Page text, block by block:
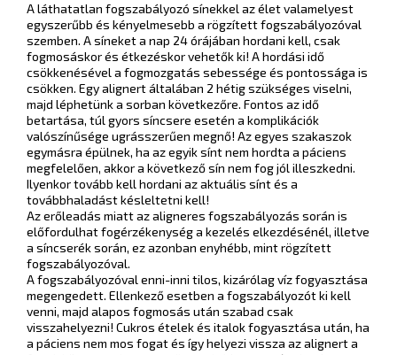
A láthatatlan fogszabályozó sínekkel az élet valamelyest
egyszerűbb és kényelmesebb a rögzített fogszabályozóval
szemben. A síneket a nap 24 órájában hordani kell, csak
fogmosáskor és étkezéskor vehetők ki! A hordási idő
csökkenésével a fogmozgatás sebessége és pontossága is
csökken. Egy alignert általában 2 hétig szükséges viselni,
majd léphetünk a sorban következőre. Fontos az idő
betartása, túl gyors síncsere esetén a komplikációk
valószínűsége ugrásszerűen megnő! Az egyes szakaszok
egymásra épülnek, ha az egyik sínt nem hordta a páciens
megfelelően, akkor a következő sín nem fog jól illeszkedni.
Ilyenkor tovább kell hordani az aktuális sínt és a
továbbhaladást késleltetni kell!
Az erőleadás miatt az aligneres fogszabályozás során is
előfordulhat fogérzékenység a kezelés elkezdésénél, illetve
a síncserék során, ez azonban enyhébb, mint rögzített
fogszabályozóval.
A fogszabályozóval enni-inni tilos, kizárólag víz fogyasztása
megengedett. Ellenkező esetben a fogszabályozót ki kell
venni, majd alapos fogmosás után szabad csak
visszahelyezni! Cukros ételek és italok fogyasztása után, ha
a páciens nem mos fogat és így helyezi vissza az alignert a